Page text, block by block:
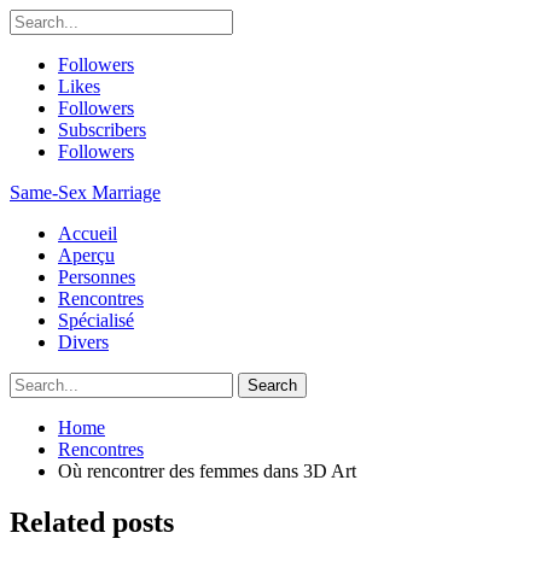
Followers
Likes
Followers
Subscribers
Followers
Same-Sex Marriage
Accueil
Aperçu
Personnes
Rencontres
Spécialisé
Divers
Home
Rencontres
Où rencontrer des femmes dans 3D Art
Related posts